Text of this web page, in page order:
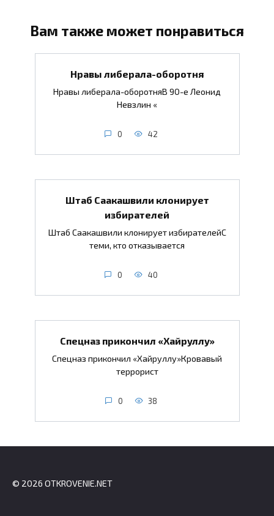
Вам также может понравиться
Нравы либерала-оборотня
Нравы либерала-оборотняВ 90-е Леонид
Невзлин «
0 42
Штаб Саакашвили клонирует
избирателей
Штаб Саакашвили клонирует избирателейС
теми, кто отказывается
0 40
Спецназ прикончил «Хайруллу»
Спецназ прикончил «Хайруллу»Кровавый
террорист
0 38
© 2026 OTKROVENIE.NET